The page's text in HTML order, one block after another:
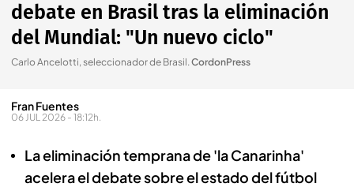
debate en Brasil tras la eliminación
del Mundial: "Un nuevo ciclo"
Carlo Ancelotti, seleccionador de Brasil.CordonPress
Fran Fuentes
06 JUL 2026 - 18:12h.
La eliminación temprana de 'la Canarinha'
acelera el debate sobre el estado del fútbol